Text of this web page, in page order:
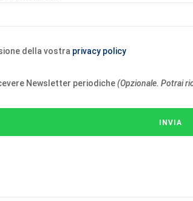
della vostra privacy policy
Newsletter periodiche(Opzionale. Potrai